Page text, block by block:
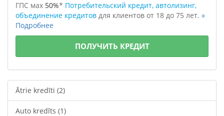
ГПС мах 50%* Потребительский кредит, автолизинг,
объединение кредитов для клиентов от 18 до 75 лет. »
Подробнее
ПОЛУЧИТЬ КРЕДИТ
Ātrie kredīti (2)
Auto kredīts (1)